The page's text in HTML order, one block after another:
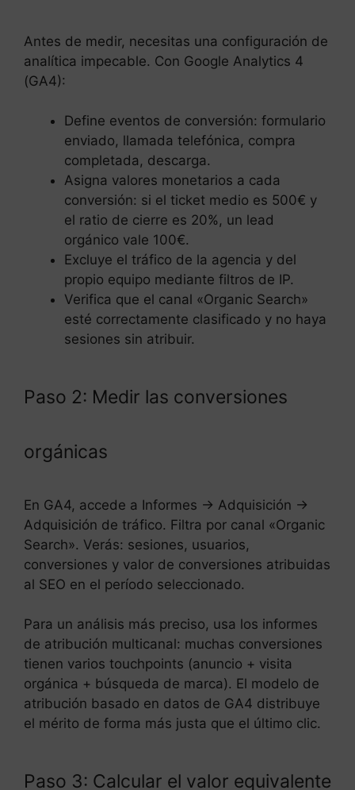
Antes de medir, necesitas una configuración de
analítica impecable. Con Google Analytics 4
(GA4):
Define eventos de conversión: formulario
enviado, llamada telefónica, compra
completada, descarga.
Asigna valores monetarios a cada
conversión: si el ticket medio es 500€ y
el ratio de cierre es 20%, un lead
orgánico vale 100€.
Excluye el tráfico de la agencia y del
propio equipo mediante filtros de IP.
Verifica que el canal «Organic Search»
esté correctamente clasificado y no haya
sesiones sin atribuir.
Paso 2: Medir las conversiones
orgánicas
En GA4, accede a Informes → Adquisición →
Adquisición de tráfico. Filtra por canal «Organic
Search». Verás: sesiones, usuarios,
conversiones y valor de conversiones atribuidas
al SEO en el período seleccionado.
Para un análisis más preciso, usa los informes
de atribución multicanal: muchas conversiones
tienen varios touchpoints (anuncio + visita
orgánica + búsqueda de marca). El modelo de
atribución basado en datos de GA4 distribuye
el mérito de forma más justa que el último clic.
Paso 3: Calcular el valor equivalente